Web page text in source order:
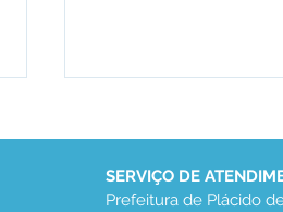
SERVIÇO DE
Prefeitura de Plácido